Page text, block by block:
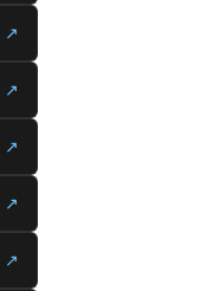
↗
↗
↗
↗
↗